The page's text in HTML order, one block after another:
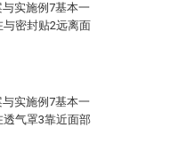
实施例7基本一
密封贴2远离面
实施例7基本一
气罩3靠近面部